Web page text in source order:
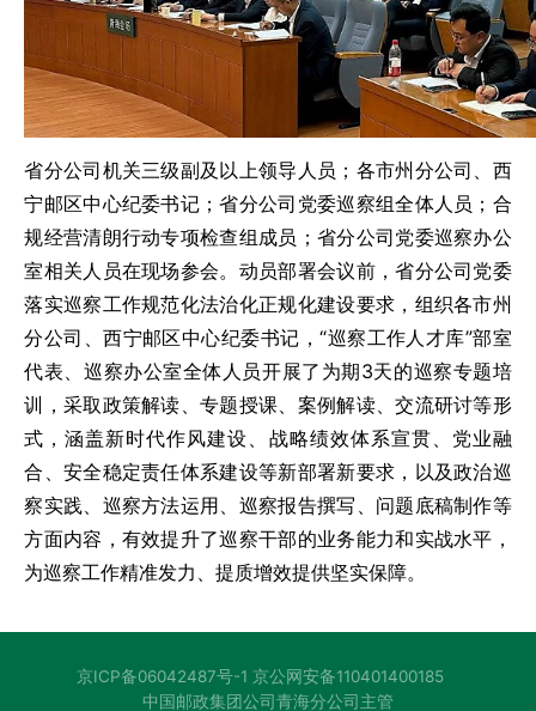
省分公司机关三级副及以上领导人员；各市州分公司、西
宁邮区中心纪委书记；省分公司党委巡察组全体人员；合
规经营清朗行动专项检查组成员；省分公司党委巡察办公
室相关人员在现场参会。动员部署会议前，省分公司党委
落实巡察工作规范化法治化正规化建设要求，组织各市州
分公司、西宁邮区中心纪委书记，“巡察工作人才库”部室
代表、巡察办公室全体人员开展了为期3天的巡察专题培
训，采取政策解读、专题授课、案例解读、交流研讨等形
式，涵盖新时代作风建设、战略绩效体系宣贯、党业融
合、安全稳定责任体系建设等新部署新要求，以及政治巡
察实践、巡察方法运用、巡察报告撰写、问题底稿制作等
方面内容，有效提升了巡察干部的业务能力和实战水平，
为巡察工作精准发力、提质增效提供坚实保障。
京ICP备06042487号-1 京公网安备110401400185
中国邮政集团公司青海分公司主管